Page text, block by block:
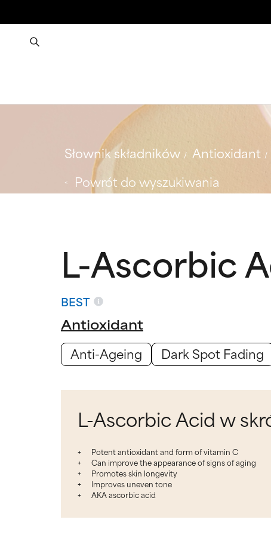
Słownik składników Antioxidant
Powrót do wyszukiwania
L-Ascorbic
BEST
Antioxidant
Anti-Ageing
Dark Spot Fading
L-Ascorbic Acid w
Potent antioxidant and form of vitamin C
Can improve the appearance of signs of aging
Promotes skin longevity
Improves uneven tone
AKA ascorbic acid